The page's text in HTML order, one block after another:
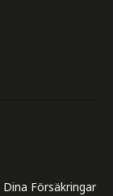
Dina Försäkringar